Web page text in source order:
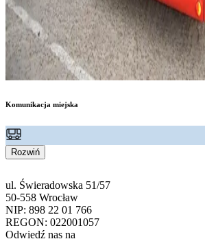
Komunikacja miejska
Rozwiń
ul. Świeradowska 51/57
50-558 Wrocław
NIP: 898 22 01 766
REGON: 022001057
Odwiedź nas na